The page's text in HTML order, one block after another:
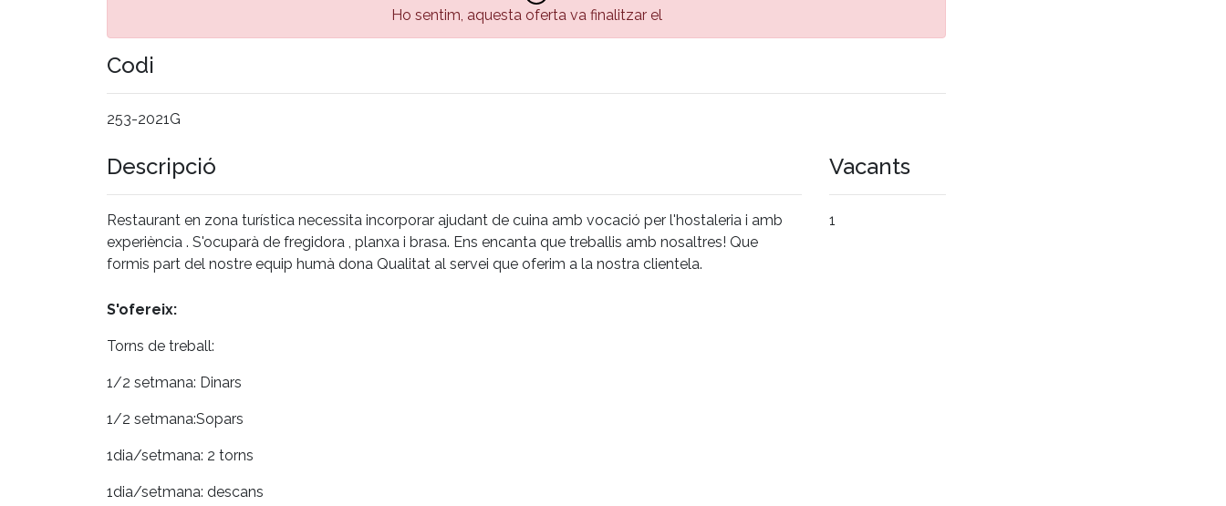
Ho sentim, aquesta oferta va finalitzar el
Codi
253-2021G
Descripció
Restaurant en zona turística necessita incorporar ajudant de cuina amb vocació per l'hostaleria i amb
experiència . S'ocuparà de fregidora , planxa i brasa. Ens encanta que treballis amb nosaltres! Que
formis part del nostre equip humà dona Qualitat al servei que oferim a la nostra clientela.
Vacants
1
S'ofereix:
Torns de treball:
1/2 setmana: Dinars
1/2 setmana:Sopars
1dia/setmana: 2 torns
1dia/setmana: descans